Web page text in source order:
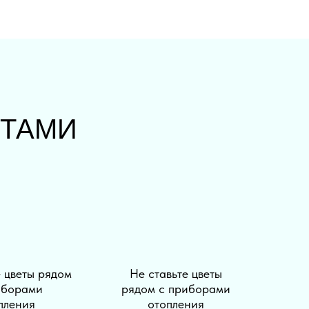
цветы рядом
Не ставьте цветы
рядом с приборами
отопления